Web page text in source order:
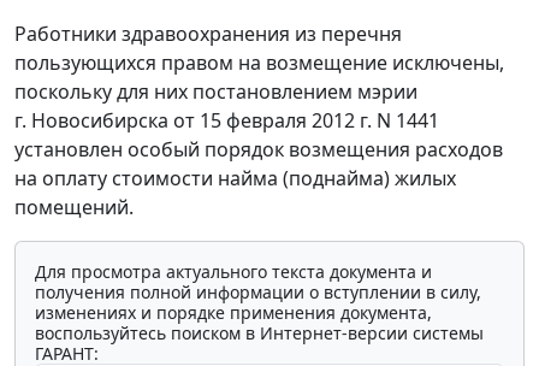
Работники здравоохранения из перечня
пользующихся правом на возмещение исключены,
поскольку для них постановлением мэрии
г. Новосибирска от 15 февраля 2012 г. N 1441
установлен особый порядок возмещения расходов
на оплату стоимости найма (поднайма) жилых
помещений.
Для просмотра актуального текста документа и
получения полной информации о вступлении в силу,
изменениях и порядке применения документа,
воспользуйтесь поиском в Интернет-версии системы
ГАРАНТ: